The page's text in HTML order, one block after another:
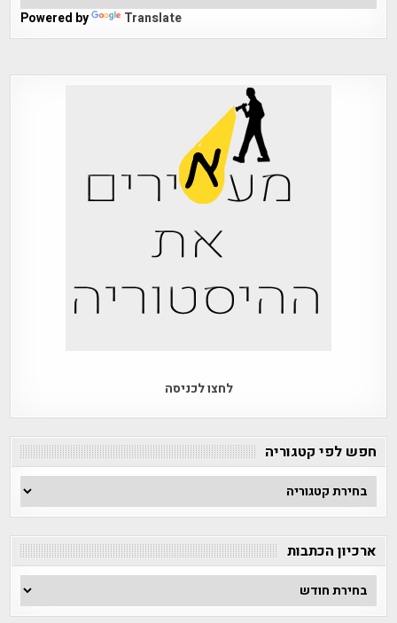
Powered by Translate
לחצו לכניסה
חפש לפי קטגוריה
חפש
לפי
ארכיון הכתבות
ארכיון
הכתבות